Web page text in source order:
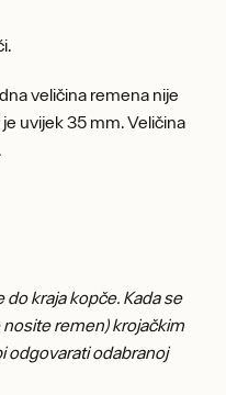
veličina remena nije
uvijek 35 mm. Veličina
kraja kopče. Kada se
remen) krojačkim
odgovarati odabranoj